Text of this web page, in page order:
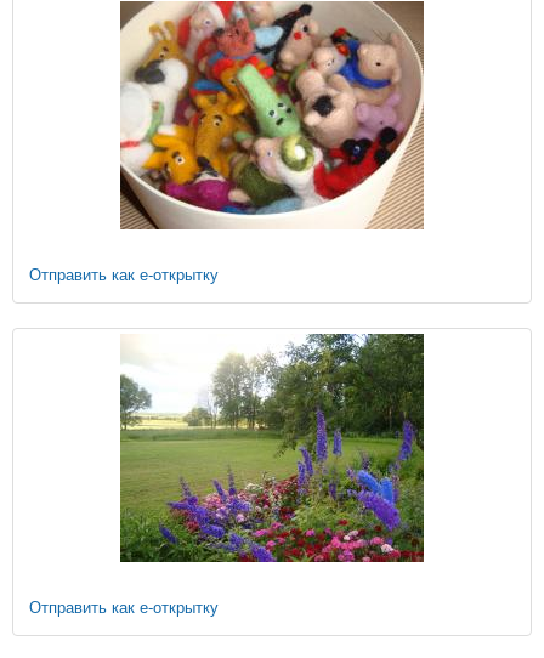
Отправить как е-открытку
Отправить как е-открытку